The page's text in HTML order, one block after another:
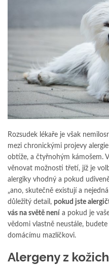
Rozsudek lékaře je však
mezi chronickými projevy
obtíže, a čtyřnohým kámošem.
věnovat možnosti třetí, jíž je
alergiky vhodný a pokud
„ano, skutečně existují a
důležitý detail, pokud jste
vás na světě není a pokud je
vědomi vlastně neustále,
domácímu mazlíčkovi.
Alergeny z